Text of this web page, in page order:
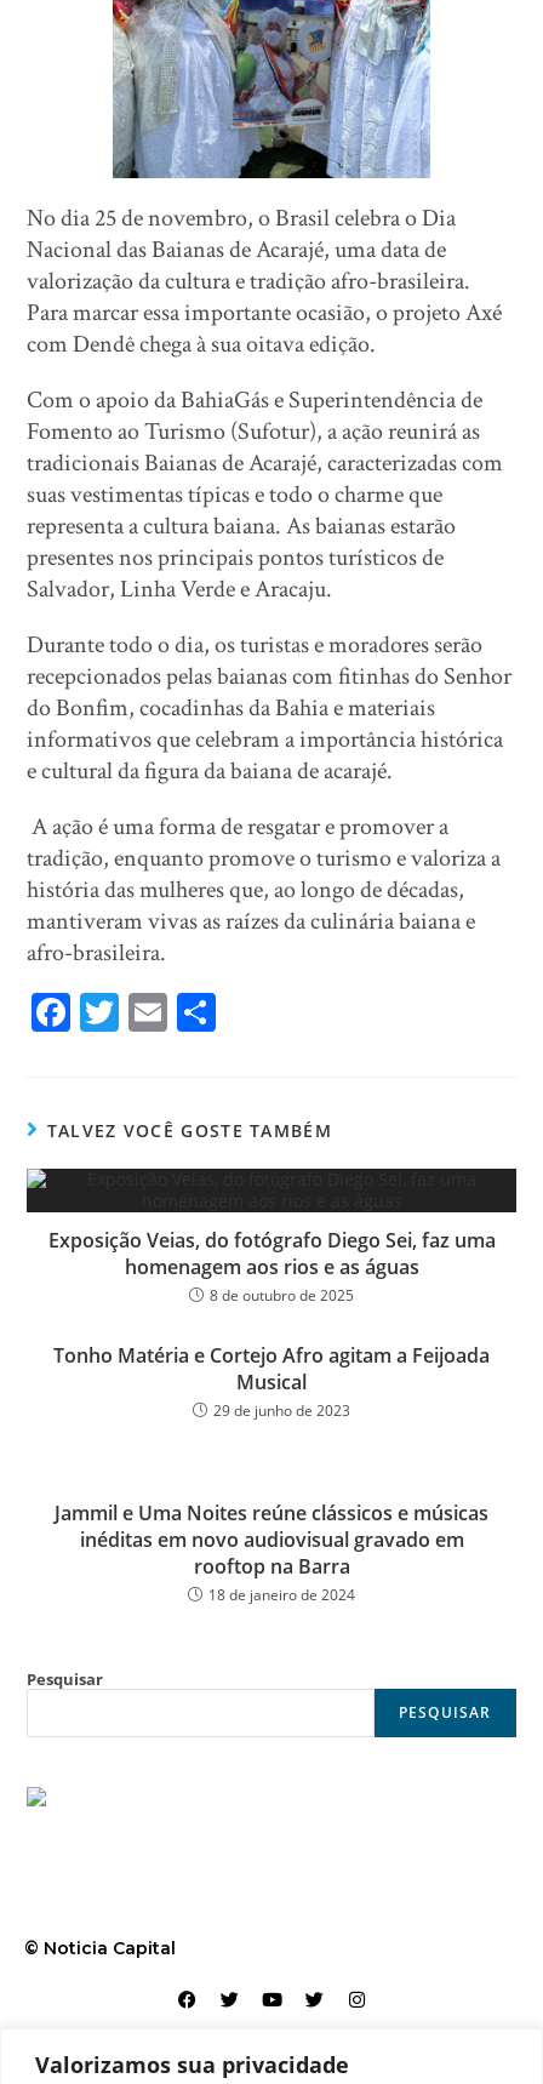
Valorizamos sua privacidade
No dia 25 de novembro, o Brasil celebra o Dia
Nacional das Baianas de Acarajé, uma data de
valorização da cultura e tradição afro-brasileira.
Para marcar essa importante ocasião, o projeto Axé
com Dendê chega à sua oitava edição.
Com o apoio da BahiaGás e Superintendência de
Fomento ao Turismo (Sufotur), a ação reunirá as
tradicionais Baianas de Acarajé, caracterizadas com
suas vestimentas típicas e todo o charme que
representa a cultura baiana. As baianas estarão
presentes nos principais pontos turísticos de
Salvador, Linha Verde e Aracaju.
Durante todo o dia, os turistas e moradores serão
recepcionados pelas baianas com fitinhas do Senhor
do Bonfim, cocadinhas da Bahia e materiais
informativos que celebram a importância histórica
e cultural da figura da baiana de acarajé.
A ação é uma forma de resgatar e promover a
tradição, enquanto promove o turismo e valoriza a
história das mulheres que, ao longo de décadas,
mantiveram vivas as raízes da culinária baiana e
afro-brasileira.
Fa
ok
T
er
E
TALVEZ VOCÊ GOSTE TAMBÉM
Exposição Veias, do fotógrafo Diego Sei, faz uma
homenagem aos rios e as águas
8 de outubro de 2025
Tonho Matéria e Cortejo Afro agitam a Feijoada
Musical
29 de junho de 2023
Jammil e Uma Noites reúne clássicos e músicas
inéditas em novo audiovisual gravado em
rooftop na Barra
18 de janeiro de 2024
Pesquisar
PESQUISAR
© Noticia Capital
Contato Home Aviso legal Configurações de cookies